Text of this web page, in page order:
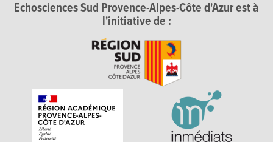
Echosciences Sud Provence-Alpes-Côte d'Azur est à
l'initiative de :